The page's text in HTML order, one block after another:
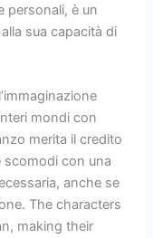
personali, è un
sua capacità di
mondi con
merita il credito
scomodi con una
anche se
The characters
making their